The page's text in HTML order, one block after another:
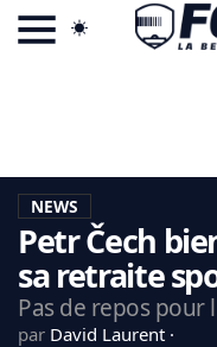
LA CHARTE
VIE PRIVÉE
CGU
CONTACTEZ-NOUS
NEWS
Petr Čech
sa retraite
Pas de repos pour
par David Laurent